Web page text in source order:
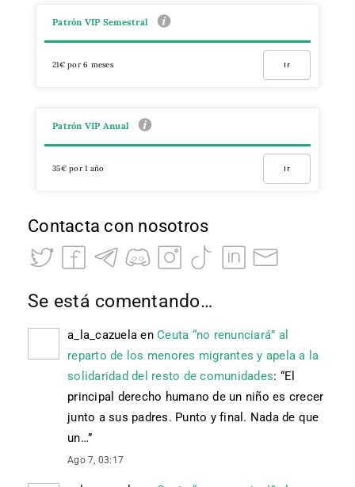
Patrón VIP Semestral
21€ por 6 meses Ir
Patrón VIP Anual
35€ por 1 año Ir
Contacta con nosotros
Se está comentando…
a_la_cazuela en Ceuta “no renunciará” al
reparto de los menores migrantes y apela a la
solidaridad del resto de comunidades: “El
principal derecho humano de un niño es crecer
junto a sus padres. Punto y final. Nada de que
un…”
Ago 7, 03:17